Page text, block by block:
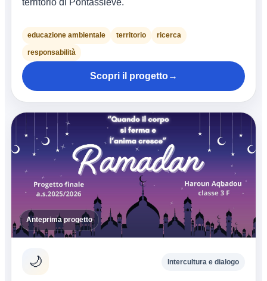
territorio di Pontassieve.
educazione ambientale territorio ricerca
responsabilità
Scopri il progetto→
Anteprima progetto
🌙 Intercultura e dialogo